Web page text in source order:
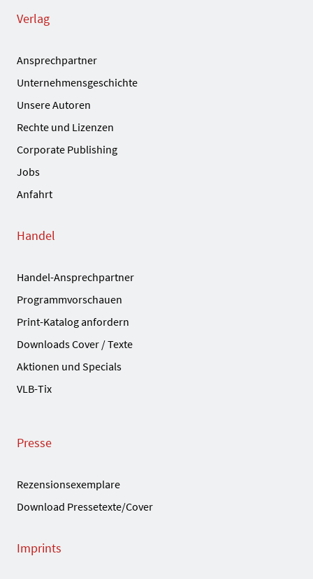
Verlag
Ansprechpartner
Unternehmensgeschichte
Unsere Autoren
Rechte und Lizenzen
Corporate Publishing
Jobs
Anfahrt
Handel
Handel-Ansprechpartner
Programmvorschauen
Print-Katalog anfordern
Downloads Cover / Texte
Aktionen und Specials
VLB-Tix
Presse
Rezensionsexemplare
Download Pressetexte/Cover
Imprints